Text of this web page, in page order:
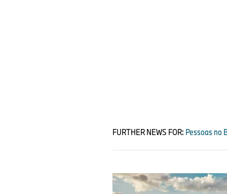
FURTHER NEWS FOR: Pessoas no